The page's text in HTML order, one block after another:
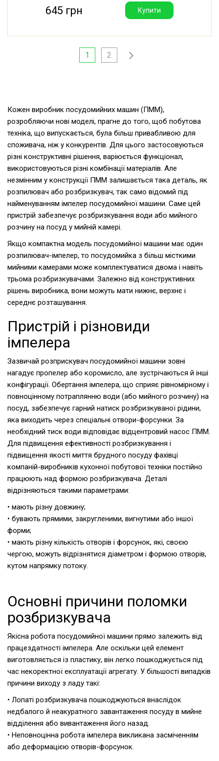
645 грн Купити
1 2
Кожен виробник посудомийних машин (ПММ),
розробляючи нові моделі, прагне до того, щоб побутова
техніка, що випускається, була більш привабливою для
споживача, ніж у конкурентів. Для цього застосовуються
різні конструктивні рішення, варіюється функціонал,
використовуються різні комбінації матеріалів. Але
незмінним у конструкції ПММ залишається така деталь, як
розпилювач або розбризкувач, так само відомий під
найменуванням імпелер посудомийної машини. Саме цей
пристрій забезпечує розбризкування води або мийного
розчину на посуд у мийній камері.
Якщо компактна модель посудомийної машини має один
розпилювач-імпелер, то посудомийка з більш місткими
мийними камерами може комплектуватися двома і навіть
трьома розбризкувачами. Залежно від конструктивних
рішень виробника, вони можуть мати нижнє, верхнє і
середнє розташування.
Пристрій і різновиди
імпелера
Зазвичай розприскувач посудомийної машини зовні
нагадує пропелер або коромисло, але зустрічаються й інші
конфігурації. Обертання імпелера, що сприяє рівномірному і
повноцінному потраплянню води (або мийного розчину) на
посуд, забезпечує гарний натиск розбризкуваної рідини,
яка виходить через спеціальні отвори-форсунки. За
необхідний тиск води відповідає відцентровий насос ПММ.
Для підвищення ефективності розбризкування і
підвищення якості миття брудного посуду фахівці
компаній-виробників кухонної побутової техніки постійно
працюють над формою розбризкувача. Деталі
відрізняються такими параметрами:
• мають різну довжину;
• бувають прямими, закругленими, вигнутими або іншої
форми;
• мають різну кількість отворів і форсунок, які, своєю
чергою, можуть відрізнятися діаметром і формою отворів,
кутом напрямку потоку.
Основні причини поломки
розбризкувача
Якісна робота посудомийної машини прямо залежить від
працездатності імпелера. Але оскільки цей елемент
виготовляється із пластику, він легко пошкоджується під
час некоректної експлуатації агрегату. У більшості випадків
причини виходу з ладу такі:
• Лопаті розбризкувача пошкоджуються внаслідок
недбалого й неакуратного завантаження посуду в мийне
відділення або вивантаження його назад.
• Неповноцінна робота імпелера викликана засміченням
або деформацією отворів-форсунок.